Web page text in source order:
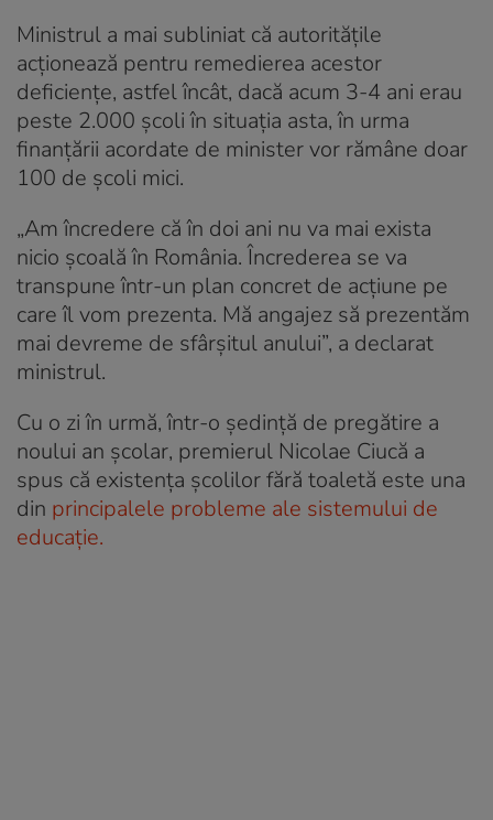
Ministrul a mai subliniat că autoritățile
acționează pentru remedierea acestor
deficiențe, astfel încât, dacă acum 3-4 ani erau
peste 2.000 școli în situația asta, în urma
finanțării acordate de minister vor rămâne doar
100 de școli mici.
„Am încredere că în doi ani nu va mai exista
nicio școală în România. Încrederea se va
transpune într-un plan concret de acțiune pe
care îl vom prezenta. Mă angajez să prezentăm
mai devreme de sfârșitul anului”, a declarat
ministrul.
Cu o zi în urmă, într-o ședință de pregătire a
noului an școlar, premierul Nicolae Ciucă a
spus că existența școlilor fără toaletă este una
din principalele probleme ale sistemului de
educație.